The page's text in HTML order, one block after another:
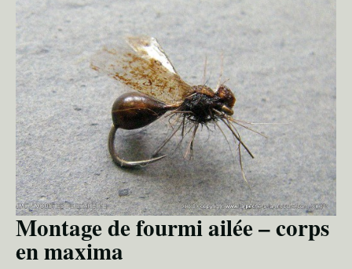
Montage de fourmi ailée – corps
en maxima